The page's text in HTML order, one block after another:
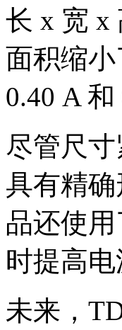
长 x 宽 x
面积缩
0.40 A
尽管尺
具有精
品还使
时提高电
未来，